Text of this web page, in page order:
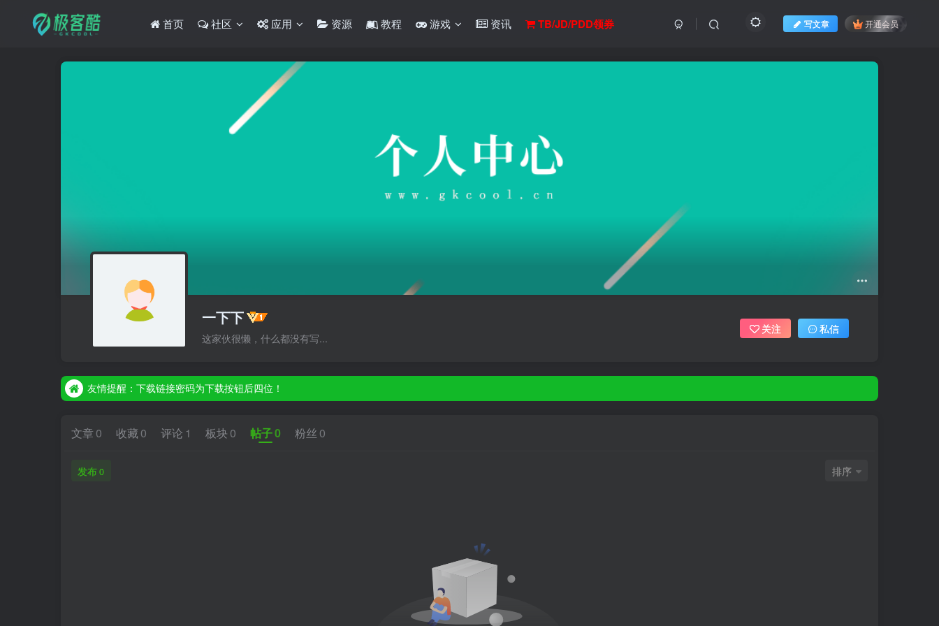
首页 社区 应用 资源 教程 游戏 资讯 TB/JD/PDD领券 写文章 开通会员
一下下
这家伙很懒，什么都没有写...
关注
私信
友情提醒：下载链接密码为下载按钮后四位！
友情提醒：下载链接密码为下载按钮后四位！
文章 0 收藏 0 评论 1 板块 0 帖子0 粉丝 0
发布0 排序